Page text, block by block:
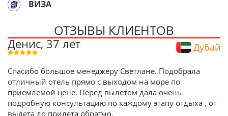
ВИЗА
ОТЗЫВЫ КЛИЕНТОВ
Денис, 37 лет Дубай
Спасибо большое менеджеру Светлане. Подобрала
отличный отель прямо с выходом на море по
приемлемой цене. Перед вылетом дала очень
подробную консультацию по каждому этапу отдыха , от
вылета до прилета обратно.